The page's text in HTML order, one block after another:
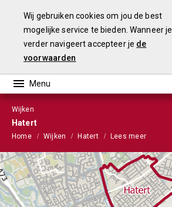
Wij gebruiken cookies om jou de best
mogelijke service te bieden. Wanneer je
verder navigeert accepteer je de
voorwaarden
Wijken
Hatert
Home Wijken Hatert Lees meer